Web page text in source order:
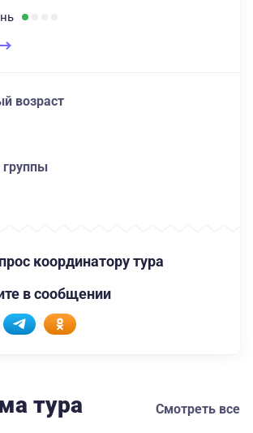
возраст
группы
координатору тура
в сообщении
тура Смотреть все